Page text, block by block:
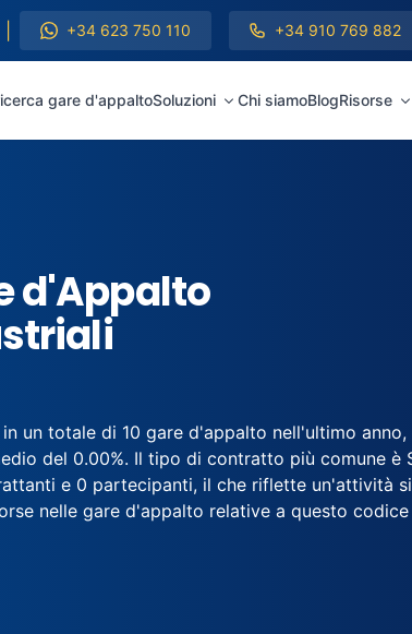
+34 623 750 110 +34 910 769 882
gare d'appaltoSoluzioni Chi siamoBlogRisorse
d'Appalto
un totale di 10 gare d'appalto nell'ultimo
del 0.00%. Il tipo di contratto più comune è
e 0 partecipanti, il che riflette un'attività
nelle gare d'appalto relative a questo codice